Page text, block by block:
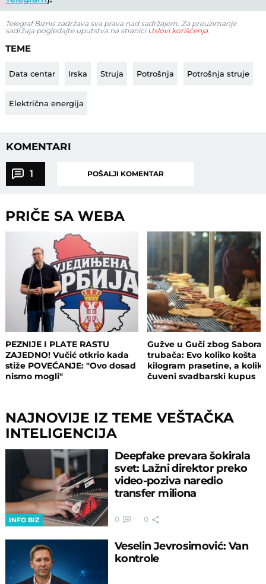
Telegraf Biznis zadržava sva prava nad sadržajem. Za preuzimanje
sadržaja pogledajte uputstva na stranici Uslovi korišćenja
TEME
Data centar Irska Struja Potrošnja Potrošnja struje
Električna energija
KOMENTARI
1 POŠALJI KOMENTAR
PRIČE SA WEBA
PEZNIJE I PLATE RASTU
ZAJEDNO! Vučić otkrio kada
stiže POVEĆANJE: "Ovo dosad
nismo mogli"
Gužve u Guči zbog Sabora
trubača: Evo koliko košta
kilogram prasetine, a
čuveni svadbarski kupus
NAJNOVIJE IZ TEME VEŠTAČKA
INTELIGENCIJA
INFO BIZ
Deepfake prevara šokirala
svet: Lažni direktor preko
video-poziva naredio
transfer miliona
0 0
Veselin Jevrosimović: Van
kontrole